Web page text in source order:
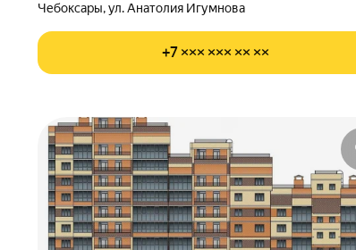
Чебоксары, ул. Анатолия Игумнова
+7 ××× ××× ×× ××